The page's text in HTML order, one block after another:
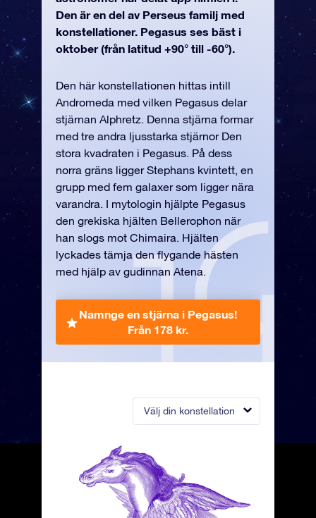
Välj din konstellation
Den är en del av Perseus familj med
konstellationer. Pegasus ses bäst i
oktober (från latitud +90° till -60°).
Den här konstellationen hittas intill
Andromeda med vilken Pegasus delar
stjärnan Alphretz. Denna stjärna formar
med tre andra ljusstarka stjärnor Den
stora kvadraten i Pegasus. På dess
norra gräns ligger Stephans kvintett, en
grupp med fem galaxer som ligger nära
varandra. I mytologin hjälpte Pegasus
den grekiska hjälten Bellerophon när
han slogs mot Chimaira. Hjälten
lyckades tämja den flygande hästen
med hjälp av gudinnan Atena.
Namnge en stjärna i Pegasus!
Från 178 kr.